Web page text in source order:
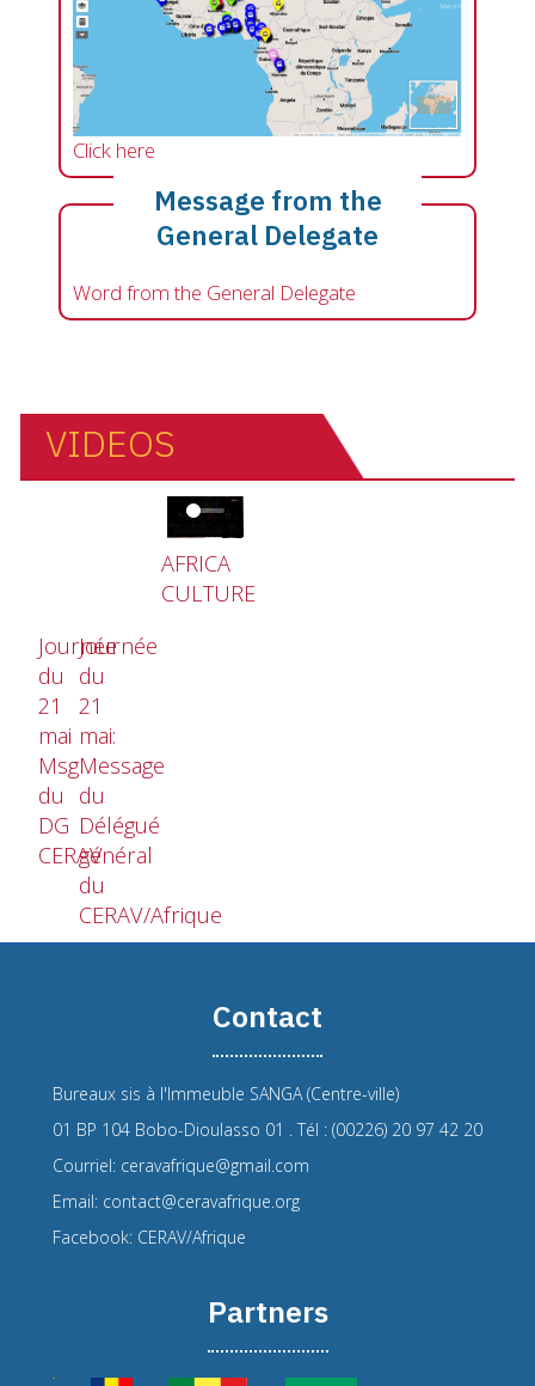
Click here
Message from the
General Delegate
Word from the General Delegate
VIDEOS
Journée
du
21
mai
Msg
du
DG
CERAV
Journée
du
21
mai:
Message
du
Délégué
général
du
CERAV/Afrique
Video file
AFRICA
CULTURE
Contact
Bureaux sis à l'Immeuble SANGA (Centre-ville)
01 BP 104 Bobo-Dioulasso 01 . Tél : (00226) 20 97 42 20
Courriel: ceravafrique@gmail.com
Email: contact@ceravafrique.org
Facebook: CERAV/Afrique
Partners